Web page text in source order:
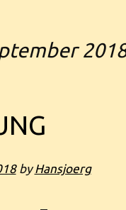
byHansjoerg